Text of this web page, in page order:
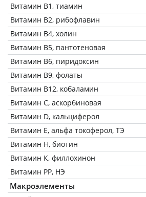
Витамин В1, тиамин
Витамин В2, рибофлавин
Витамин В4, холин
Витамин В5, пантотеновая
Витамин В6, пиридоксин
Витамин В9, фолаты
Витамин В12, кобаламин
Витамин C, аскорбиновая
Витамин D, кальциферол
Витамин Е, альфа токоферол, ТЭ
Витамин Н, биотин
Витамин К, филлохинон
Витамин РР, НЭ
Макроэлементы